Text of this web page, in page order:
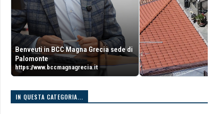
Benveuti in BCC Magna Grecia sede di
Palomonte
https://www.bccmagnagrecia.it
IN QUESTA CATEGORIA...